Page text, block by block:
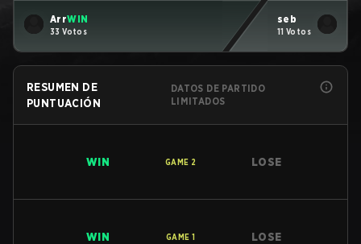
ArrWIN
33 Votos
seb
11 Votos
RESUMEN DE
PUNTUACIÓN
DATOS DE PARTIDO
LIMITADOS
WIN GAME 2 LOSE
WIN GAME 1 LOSE